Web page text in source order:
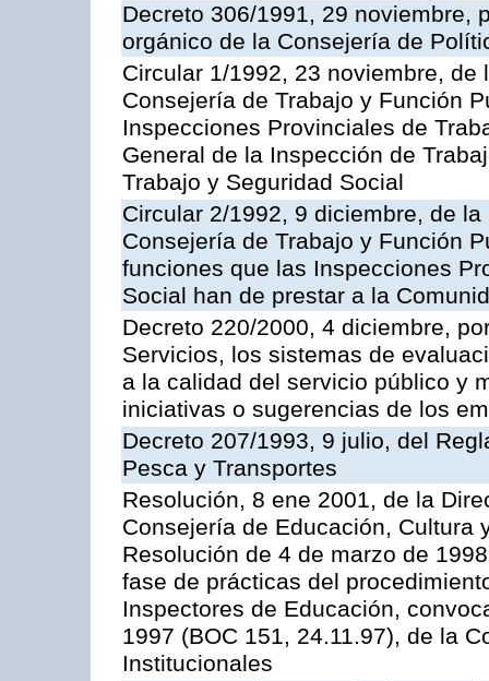
Decreto 306/1991, 29 noviembre,
orgánico de la Consejería de
Circular 1/1992, 23 noviembre,
Consejería de Trabajo y Función
Inspecciones Provinciales de
General de la Inspección de
Trabajo y Seguridad Social
Circular 2/1992, 9 diciembre, de
Consejería de Trabajo y Función
funciones que las Inspecciones
Social han de prestar a la
Decreto 220/2000, 4 diciembre,
Servicios, los sistemas de
a la calidad del servicio público y
iniciativas o sugerencias de los
Decreto 207/1993, 9 julio, del
Pesca y Transportes
Resolución, 8 ene 2001, de la
Consejería de Educación, Cultura
Resolución de 4 de marzo de
fase de prácticas del
Inspectores de Educación,
1997 (BOC 151, 24.11.97), de la
Institucionales